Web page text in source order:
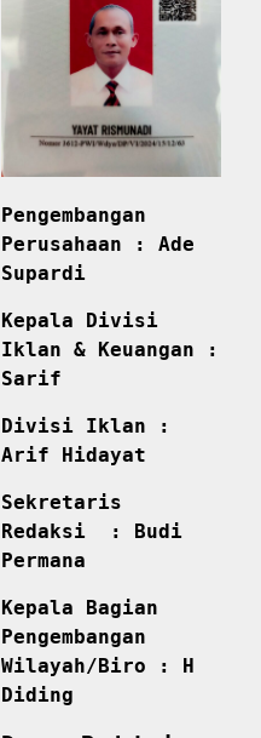
Pengembangan
Perusahaan : Ade
Supardi
Kepala Divisi
Iklan & Keuangan :
Sarif
Divisi Iklan :
Arif Hidayat
Sekretaris
Redaksi : Budi
Permana
Kepala Bagian
Pengembangan
Wilayah/Biro : H
Diding